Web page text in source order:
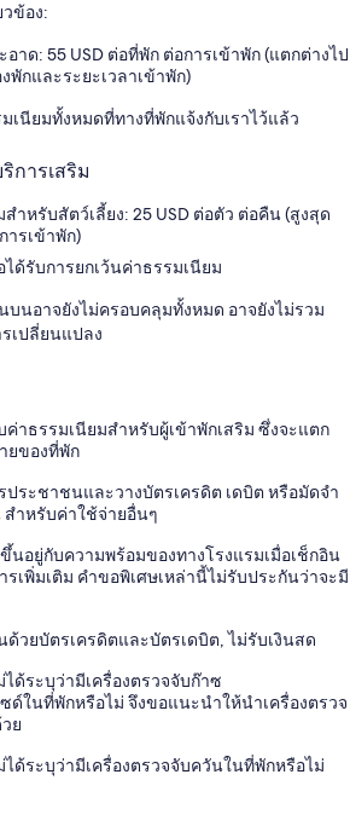
ข้อง:
าด: 55 USD ต่อที่พัก ต่อการเข้าพัก (แตกต่างไป
พักและระยะเวลาเข้าพัก)
เนียมทั้งหมดที่ทางที่พักแจ้งกับเราไว้แล้ว
การเสริม
ำหรับสัตว์เลี้ยง: 25 USD ต่อตัว ต่อคืน (สูงสุด
ารเข้าพัก)
ด้รับการยกเว้นค่าธรรมเนียม
บนอาจยังไม่ครอบคลุมทั้งหมด อาจยังไม่รวม
เปลี่ยนแปลง
ค่าธรรมเนียมสำหรับผู้เข้าพักเสริม ซึ่งจะแตก
ยของที่พัก
ประชาชนและวางบัตรเครดิต เดบิต หรือมัดจำ
สำหรับค่าใช้จ่ายอื่นๆ
นอยู่กับความพร้อมของทางโรงแรมเมื่อเช็กอิน
รเพิ่มเติม คำขอพิเศษเหล่านี้ไม่รับประกันว่าจะมี
วยบัตรเครดิตและบัตรเดบิต, ไม่รับเงินสด
ด้ระบุว่ามีเครื่องตรวจจับก๊าซ
ด์ในที่พักหรือไม่ จึงขอแนะนำให้นำเครื่องตรวจ
ย
ได้ระบุว่ามีเครื่องตรวจจับควันในที่พักหรือไม่